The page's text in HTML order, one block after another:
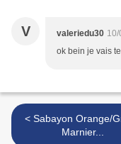
V valeriedu30
ok bein je vais
< Sabayon Orange/Grand
Marnier...